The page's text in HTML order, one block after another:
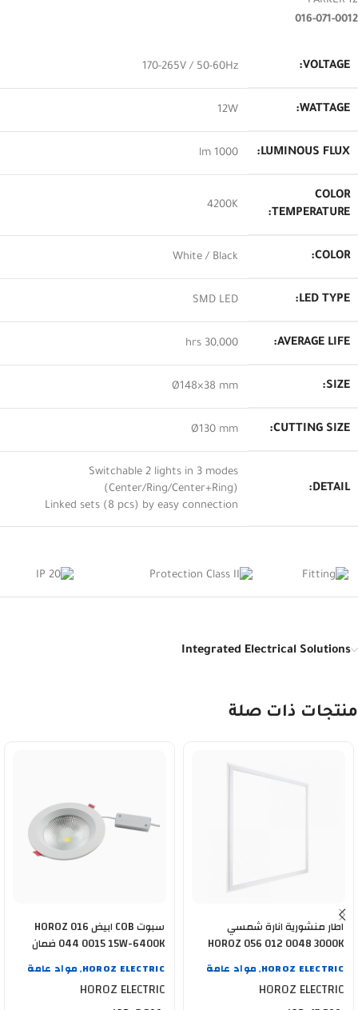
016-071-0012
VOLTAGE:
170-265V / 50-60Hz
WATTAGE:
12W
LUMINOUS FLUX:
1000 lm
COLOR
TEMPERATURE:
4200K
COLOR:
White / Black
LED TYPE:
SMD LED
AVERAGE LIFE:
30,000 hrs
SIZE:
Ø148×38 mm
CUTTING SIZE:
Ø130 mm
DETAIL:
Switchable 2 lights in 3 modes
(Center/Ring/Center+Ring)
Linked sets (8 pcs) by easy connection
Integrated Electrical Solutions
منتجات ذات صلة
اطار منشورية انارة شمسي
HOROZ 056 012 0048 3000K
HOROZ ELECTRIC
, مواد عامة
HOROZ ELECTRIC
سبوت COB ابيض HOROZ 016
044 0015 15W-6400K ضمان
HOROZ ELECTRIC
, مواد عامة
HOROZ ELECTRIC